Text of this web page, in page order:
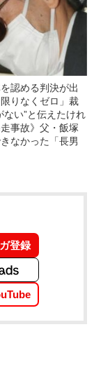
を認める判決が出
りなくゼロ」裁
ない”と伝えたけれ
事故》父・飯塚
なかった「長男
登録